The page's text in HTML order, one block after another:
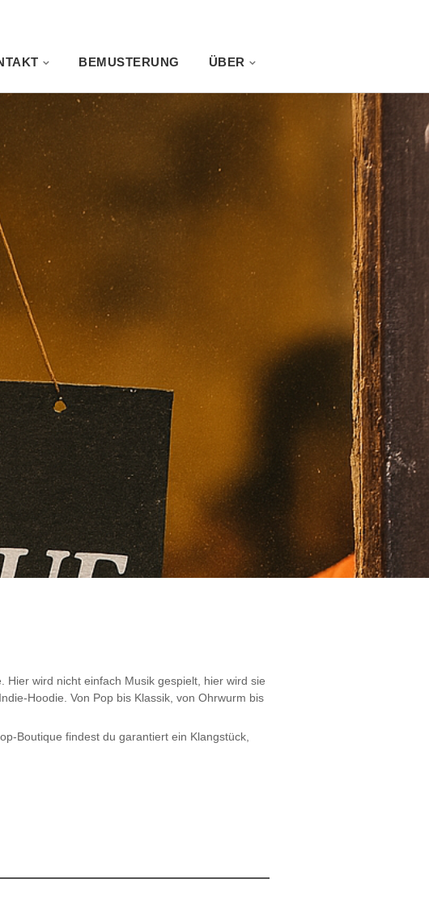
BEMUSTERUNG ÜBER
wird nicht einfach Musik gespielt, hier wird sie
Hoodie. Von Pop bis Klassik, von Ohrwurm bis
Boutique findest du garantiert ein Klangstück,